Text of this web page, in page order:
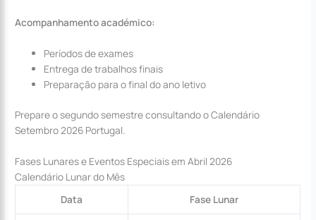
Acompanhamento académico:
Períodos de exames
Entrega de trabalhos finais
Preparação para o final do ano letivo
Prepare o segundo semestre consultando o Calendário
Setembro 2026 Portugal.
Fases Lunares e Eventos Especiais em Abril 2026
Calendário Lunar do Mês
Data
Fase Lunar